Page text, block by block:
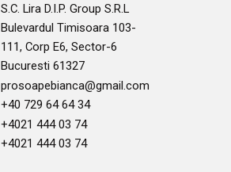
S.C. Lira D.I.P. Group S.R.L
Bulevardul Timisoara 103-
111, Corp E6, Sector-6
Bucuresti 61327
prosoapebianca@gmail.com
+40 729 64 64 34
+4021 444 03 74
+4021 444 03 74